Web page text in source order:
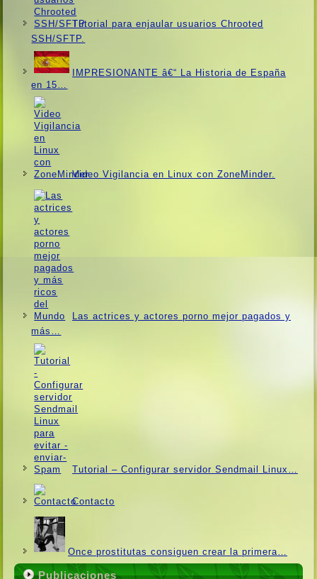
Tutorial para enjaular usuarios Chrooted
SSH/SFTP.
IMPRESIONANTE â€“ La Historia de España
en 15…
Video Vigilancia en Linux con ZoneMinder.
Las actrices y actores porno mejor pagados y
más…
Tutorial – Configurar servidor Sendmail Linux…
Contacto
Once prostitutas consiguen crear la primera…
Publicaciones